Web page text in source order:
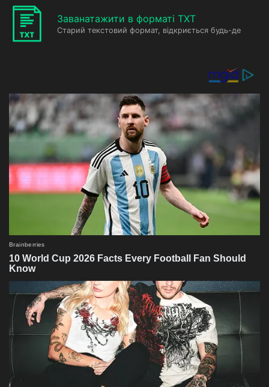
Заванатажити в форматі TXT
Старий текстовий формат, відкриється будь-де